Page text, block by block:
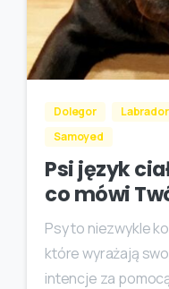
Dolegor Labrador
Samoyed
Psi język
co mówi
Psy to niezwykle
które wyrażają
intencje za